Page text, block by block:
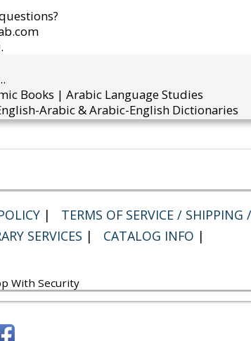
Books | Arabic Language Studies
Arabic & Arabic-English Dictionaries
|
TERMS OF SERVICE / SHIPPING /
SERVICES | CATALOG INFO |
With Security